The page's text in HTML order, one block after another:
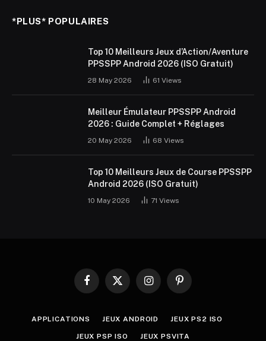
*PLUS* POPULAIRES
Top 10 Meilleurs Jeux d’Action/Aventure
PPSSPP Android 2026 (ISO Gratuit)
28 May 2026 61 Views
Meilleur Émulateur PPSSPP Android
2026 : Guide Complet + Réglages
20 May 2026 68 Views
Top 10 Meilleurs Jeux de Course PPSSPP
Android 2026 (ISO Gratuit)
10 May 2026 71 Views
Facebook
X
InstagramPinterest
APPLICATIONS JEUX ANDROID JEUX PS2 ISO
JEUX PSP ISO JEUX PSVITA